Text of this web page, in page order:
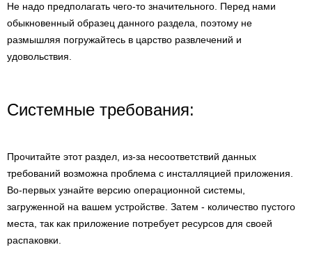
Не надо предполагать чего-то значительного. Перед нами
обыкновенный образец данного раздела, поэтому не
размышляя погружайтесь в царство развлечений и
удовольствия.
Системные требования:
Прочитайте этот раздел, из-за несоответствий данных
требований возможна проблема с инсталляцией приложения.
Во-первых узнайте версию операционной системы,
загруженной на вашем устройстве. Затем - количество пустого
места, так как приложение потребует ресурсов для своей
распаковки.